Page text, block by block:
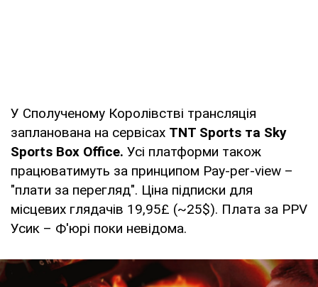
У Сполученому Королівстві трансляція
запланована на сервісах TNT Sports та Sky
Sports Box Office. Усі платформи також
працюватимуть за принципом Pay-per-view –
"плати за перегляд". Ціна підписки для
місцевих глядачів 19,95£ (~25$). Плата за PPV
Усик – Ф'юрі поки невідома.